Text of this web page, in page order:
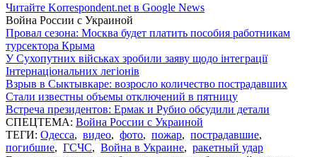
Читайте Korrespondent.net в Google News
Война России с Украиной
Провал сезона: Москва будет платить пособия работникам
турсектора Крыма
У Сухопутних військах зробили заяву щодо інтеграції
Інтернаціональних легіонів
Взрыв в Сыктывкаре: возросло количество пострадавших
Стали известны объемы отключений в пятницу
Встреча президентов: Ермак и Рубио обсудили детали
СПЕЦТЕМА: Война России с Украиной
ТЕГИ: Одесса, видео, фото, пожар, пострадавшие,
погибшие, ГСЧС, Война в Украине, ракетный удар